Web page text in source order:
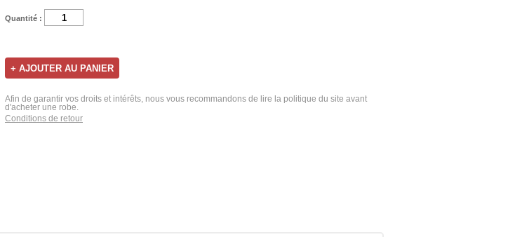
Quantité :
Afin de garantir vos droits et intérêts, nous vous recommandons de lire la politique du site avant
d'acheter une robe.
Conditions de retour